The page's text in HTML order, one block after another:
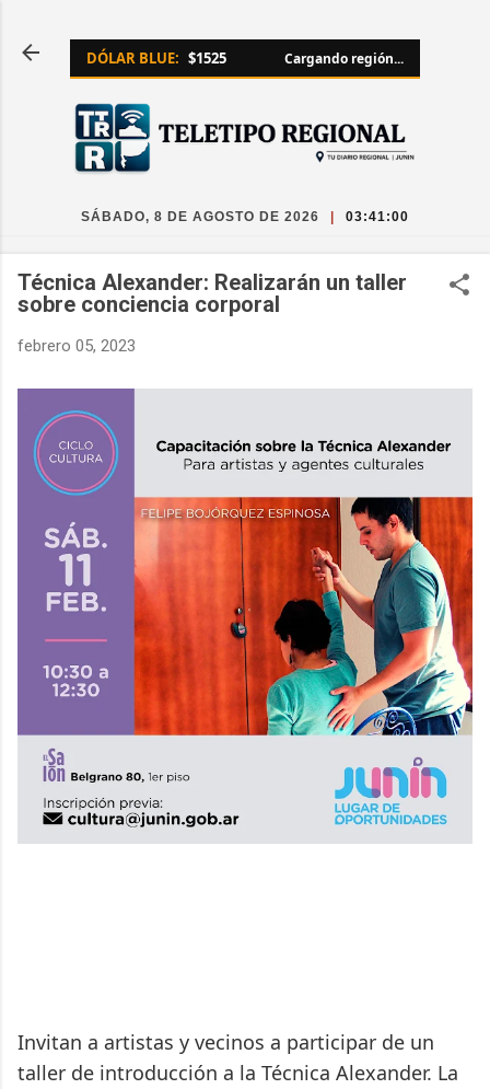
DÓLAR BLUE: $1525 Cargando región...
SÁBADO, 8 DE AGOSTO DE 2026 03:41:01
Técnica Alexander: Realizarán un taller
sobre conciencia corporal
febrero 05, 2023
Invitan a artistas y vecinos a participar de un
taller de introducción a la Técnica Alexander. La